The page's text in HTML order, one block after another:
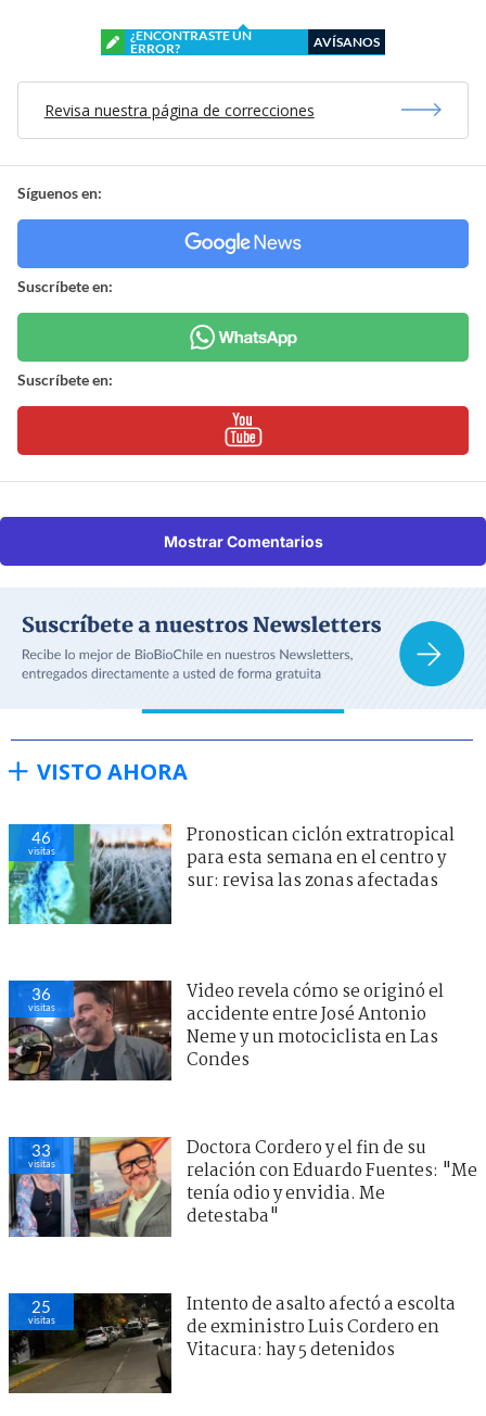
¿ENCONTRASTE UN
ERROR?
AVÍSANOS
Revisa nuestra página de correcciones
Síguenos en:
Suscríbete en:
Suscríbete en:
Mostrar Comentarios
VISTO AHORA
46
visitas
Pronostican ciclón extratropical
para esta semana en el centro y
sur: revisa las zonas afectadas
36
visitas
Video revela cómo se originó el
accidente entre José Antonio
Neme y un motociclista en Las
Condes
33
visitas
Doctora Cordero y el fin de su
relación con Eduardo Fuentes: "Me
tenía odio y envidia. Me
detestaba"
25
visitas
Intento de asalto afectó a escolta
de exministro Luis Cordero en
Vitacura: hay 5 detenidos